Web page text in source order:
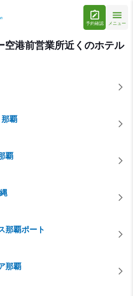
予約確認 メニュー
業所営業所近くのホテル一覧
空港前営業所近くのホテル
覇
覇
那覇ポート
那覇